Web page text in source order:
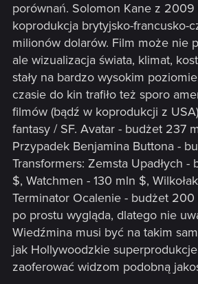
porównań. Solomon Kane z 2009
koprodukcja brytyjsko-francusko-
milionów dolarów. Film może nie
ale wizualizacja świata, klimat,
stały na bardzo wysokim
czasie do kin trafiło też sporo
filmów (bądź w koprodukcji z
fantasy / SF. Avatar - budżet 237
Przypadek Benjamina Buttona -
Transformers: Zemsta Upadłych
$, Watchmen - 130 mln $,
Terminator Ocalenie - budżet 200
po prostu wygląda, dlatego nie
Wiedźmina musi być na takim
jak Hollywoodzkie
zaoferować widzom podobną